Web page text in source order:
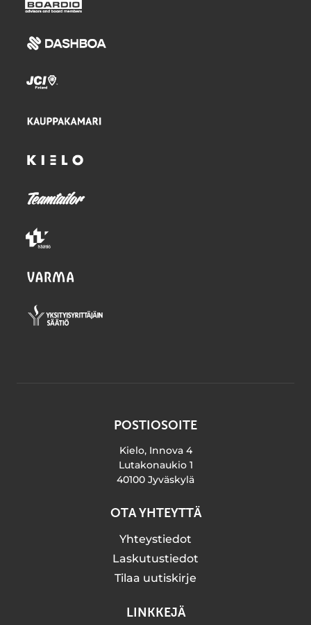
POSTIOSOITE
Kielo, Innova 4
Lutakonaukio 1
40100 Jyväskylä
OTA YHTEYTTÄ
Yhteystiedot
Laskutustiedot
Tilaa uutiskirje
LINKKEJÄ